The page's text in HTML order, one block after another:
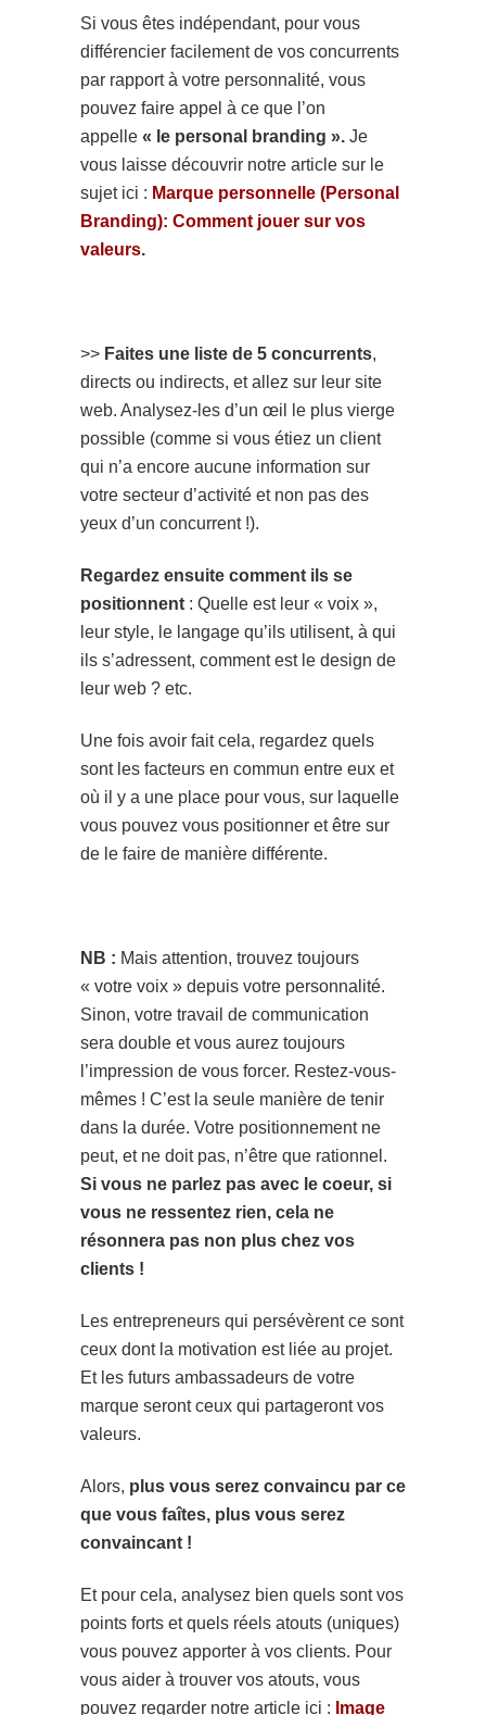
Si vous êtes indépendant, pour vous
différencier facilement de vos concurrents
par rapport à votre personnalité, vous
pouvez faire appel à ce que l’on
appelle « le personal branding ». Je
vous laisse découvrir notre article sur le
sujet ici : Marque personnelle (Personal
Branding): Comment jouer sur vos
valeurs.
>> Faites une liste de 5 concurrents,
directs ou indirects, et allez sur leur site
web. Analysez-les d’un œil le plus vierge
possible (comme si vous étiez un client
qui n’a encore aucune information sur
votre secteur d’activité et non pas des
yeux d’un concurrent !).
Regardez ensuite comment ils se
positionnent : Quelle est leur « voix »,
leur style, le langage qu’ils utilisent, à qui
ils s’adressent, comment est le design de
leur web ? etc.
Une fois avoir fait cela, regardez quels
sont les facteurs en commun entre eux et
où il y a une place pour vous, sur laquelle
vous pouvez vous positionner et être sur
de le faire de manière différente.
NB : Mais attention, trouvez toujours
« votre voix » depuis votre personnalité.
Sinon, votre travail de communication
sera double et vous aurez toujours
l’impression de vous forcer. Restez-vous-
mêmes ! C’est la seule manière de tenir
dans la durée. Votre positionnement ne
peut, et ne doit pas, n’être que rationnel.
Si vous ne parlez pas avec le coeur, si
vous ne ressentez rien, cela ne
résonnera pas non plus chez vos
clients !
Les entrepreneurs qui persévèrent ce sont
ceux dont la motivation est liée au projet.
Et les futurs ambassadeurs de votre
marque seront ceux qui partageront vos
valeurs.
Alors, plus vous serez convaincu par ce
que vous faîtes, plus vous serez
convaincant !
Et pour cela, analysez bien quels sont vos
points forts et quels réels atouts (uniques)
vous pouvez apporter à vos clients. Pour
vous aider à trouver vos atouts, vous
pouvez regarder notre article ici : Image